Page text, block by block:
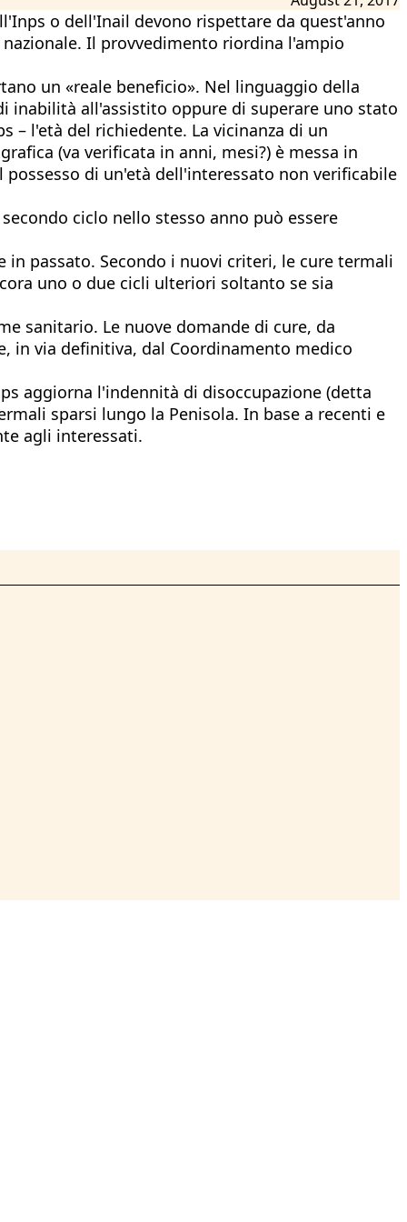
o dell'Inail devono rispettare da quest'anno
Il provvedimento riordina l'ampio
un «reale beneficio». Nel linguaggio della
inabilità all'assistito oppure di superare uno stato
– l'età del richiedente. La vicinanza di un
(va verificata in anni, mesi?) è messa in
di un'età dell'interessato non verificabile
ciclo nello stesso anno può essere
passato. Secondo i nuovi criteri, le cure termali
uno o due cicli ulteriori soltanto se sia
sanitario. Le nuove domande di cure, da
in via definitiva, dal Coordinamento medico
aggiorna l'indennità di disoccupazione (detta
sparsi lungo la Penisola. In base a recenti e
agli interessati.